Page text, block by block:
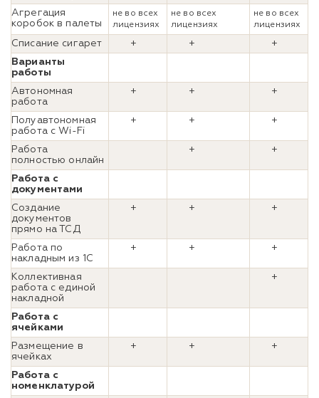
Агрегация
коробок в палеты
не во всех
лицензиях
не во всех
лицензиях
не во всех
лицензиях
Списание сигарет + +
+
Варианты
работы
Автономная
работа
+ + +
Полуавтономная
работа с Wi-Fi
+ + +
Работа
полностью онлайн
+ +
Работа с
документами
Создание
документов
прямо на ТСД
+ + +
Работа по
накладным из 1С
+ + +
Коллективная
работа с единой
накладной
+
Работа с
ячейками
Размещение в
ячейках
+ + +
Работа с
номенклатурой